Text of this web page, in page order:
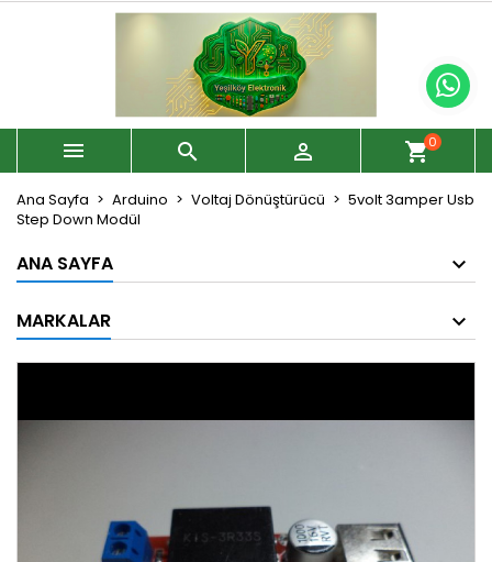
   shopping_cart0
Ana Sayfa Arduino Voltaj Dönüştürücü
5volt 3amper Usb
Step Down Modül
ANA SAYFA
MARKALAR